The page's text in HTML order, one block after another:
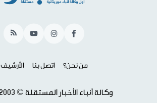
Facebook
Instagram
YouTube
RSS
من نحن؟ اتصل بنا الأرشيف
وكالة أنباء الأخبار المستقلة © 2003 - 2026